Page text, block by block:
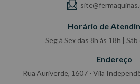
Horário de
Seg à Sex das 8h às 18h |
Endereço
Rua Auriverde, 1607 - Vila